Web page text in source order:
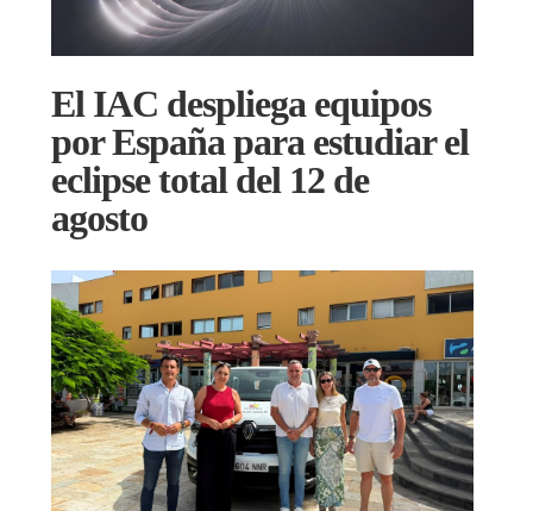
El IAC despliega equipos
por España para estudiar el
eclipse total del 12 de
agosto